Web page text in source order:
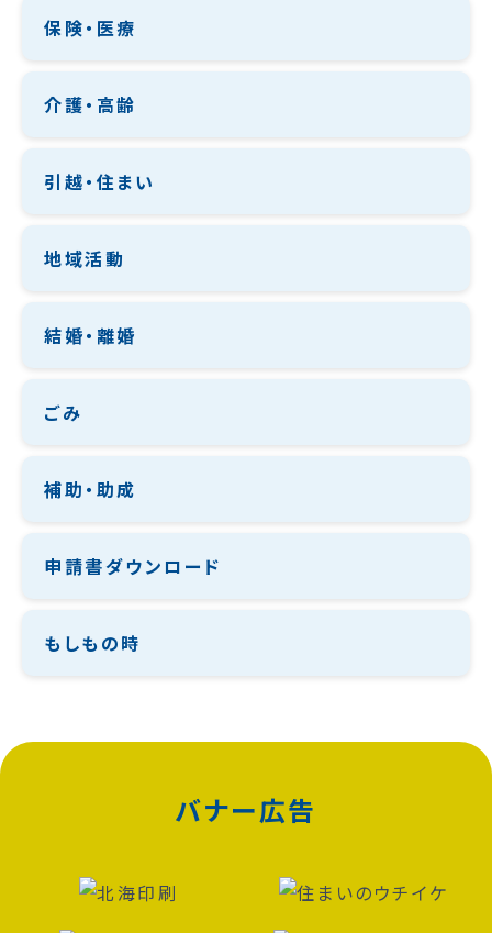
保険・医療
介護・高齢
引越・住まい
地域活動
結婚・離婚
ごみ
補助・助成
申請書ダウンロード
もしもの時
バナー広告